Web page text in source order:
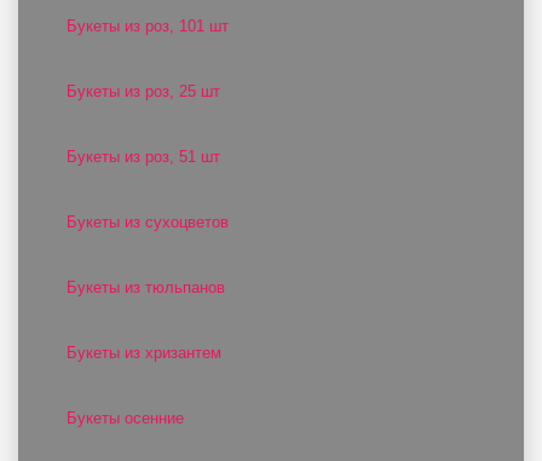
Букеты из роз, 101 шт
Букеты из роз, 25 шт
Букеты из роз, 51 шт
Букеты из сухоцветов
Букеты из тюльпанов
Букеты из хризантем
Букеты осенние